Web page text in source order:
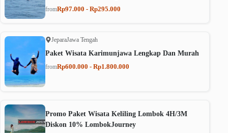
fromRp97.000 - Rp295.000
JeparaJawa Tengah
Paket Wisata Karimunjawa Lengkap Dan Murah
fromRp600.000 - Rp1.800.000
Promo Paket Wisata Keliling Lombok 4H/3M
Diskon 10% LombokJourney